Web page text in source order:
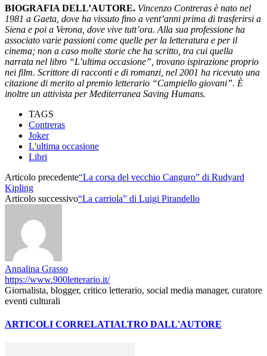
BIOGRAFIA DELL’AUTORE. Vincenzo Contreras è nato nel
1981 a Gaeta, dove ha vissuto fino a vent’anni prima di trasferirsi a
Siena e poi a Verona, dove vive tutt’ora. Alla sua professione ha
associato varie passioni come quelle per la letteratura e per il
cinema; non a caso molte storie che ha scritto, tra cui quella
narrata nel libro “L’ultima occasione”, trovano ispirazione proprio
nei film. Scrittore di racconti e di romanzi, nel 2001 ha ricevuto una
citazione di merito al premio letterario “Campiello giovani”. È
inoltre un attivista per Mediterranea Saving Humans.
TAGS
Contreras
Joker
L'ultima occasione
Libri
Articolo precedente“La corsa del vecchio Canguro” di Rudyard
Kipling
Articolo successivo“La carriola” di Luigi Pirandello
Annalina Grasso
https://www.900letterario.it/
Giornalista, blogger, critico letterario, social media manager, curatore
eventi culturali
ARTICOLI CORRELATIALTRO DALL'AUTORE